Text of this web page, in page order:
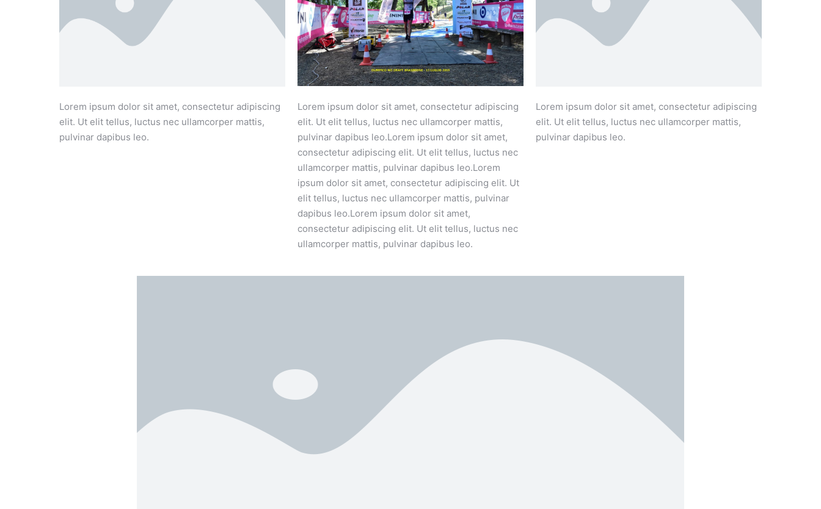
Lorem ipsum dolor sit amet, consectetur adipiscing
elit. Ut elit tellus, luctus nec ullamcorper mattis,
pulvinar dapibus leo.
Lorem ipsum dolor sit amet, consectetur adipiscing
elit. Ut elit tellus, luctus nec ullamcorper mattis,
pulvinar dapibus leo.Lorem ipsum dolor sit amet,
consectetur adipiscing elit. Ut elit tellus, luctus nec
ullamcorper mattis, pulvinar dapibus leo.Lorem
ipsum dolor sit amet, consectetur adipiscing elit. Ut
elit tellus, luctus nec ullamcorper mattis, pulvinar
dapibus leo.Lorem ipsum dolor sit amet,
consectetur adipiscing elit. Ut elit tellus, luctus nec
ullamcorper mattis, pulvinar dapibus leo.
Lorem ipsum dolor sit amet, consectetur adipiscing
elit. Ut elit tellus, luctus nec ullamcorper mattis,
pulvinar dapibus leo.